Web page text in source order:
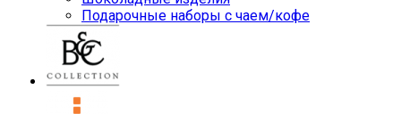
Подарочные наборы с чаем/кофе